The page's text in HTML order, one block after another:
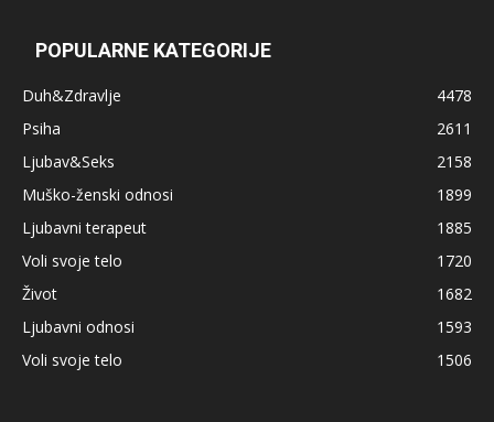
POPULARNE KATEGORIJE
Duh&Zdravlje
4478
Psiha
2611
Ljubav&Seks
2158
Muško-ženski odnosi
1899
Ljubavni terapeut
1885
Voli svoje telo
1720
Život
1682
Ljubavni odnosi
1593
Voli svoje telo
1506